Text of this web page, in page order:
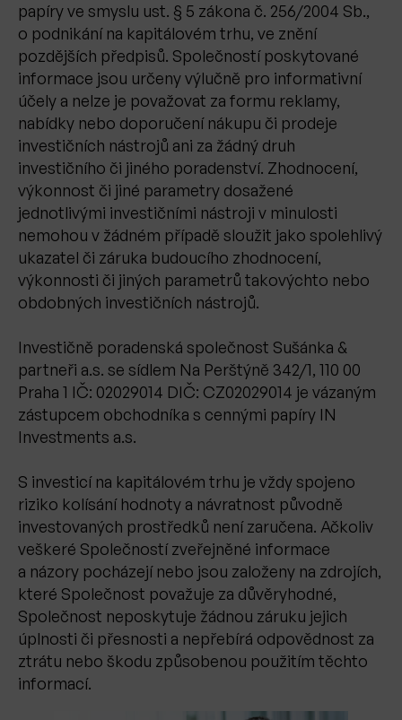
papíry ve smyslu ust. § 5 zákona č. 256/2004 Sb.,
o podnikání na kapitálovém trhu, ve znění
pozdějších předpisů. Společností poskytované
informace jsou určeny výlučně pro informativní
účely a nelze je považovat za formu reklamy,
nabídky nebo doporučení nákupu či prodeje
investičních nástrojů ani za žádný druh
investičního či jiného poradenství. Zhodnocení,
výkonnost či jiné parametry dosažené
jednotlivými investičními nástroji v minulosti
nemohou v žádném případě sloužit jako spolehlivý
ukazatel či záruka budoucího zhodnocení,
výkonnosti či jiných parametrů takovýchto nebo
obdobných investičních nástrojů.
Investičně poradenská společnost Sušánka &
partneři a.s. se sídlem Na Perštýně 342/1, 110 00
Praha 1 IČ: 02029014 DIČ: CZ02029014 je vázaným
zástupcem obchodníka s cennými papíry IN
Investments a.s.
S investicí na kapitálovém trhu je vždy spojeno
riziko kolísání hodnoty a návratnost původně
investovaných prostředků není zaručena. Ačkoliv
veškeré Společností zveřejněné informace
a názory pocházejí nebo jsou založeny na zdrojích,
které Společnost považuje za důvěryhodné,
Společnost neposkytuje žádnou záruku jejich
úplnosti či přesnosti a nepřebírá odpovědnost za
ztrátu nebo škodu způsobenou použitím těchto
informací.